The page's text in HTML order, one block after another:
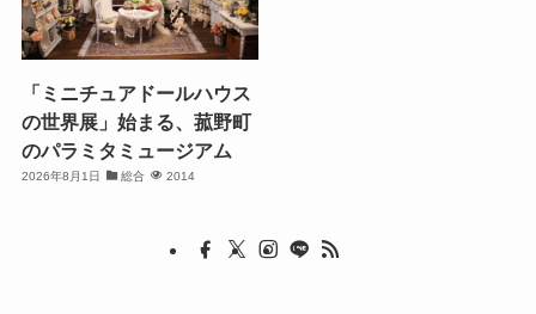
「ミニチュアドールハウス
の世界展」始まる、菰野町
のパラミタミュージアム
2026年8月1日 総合 2014